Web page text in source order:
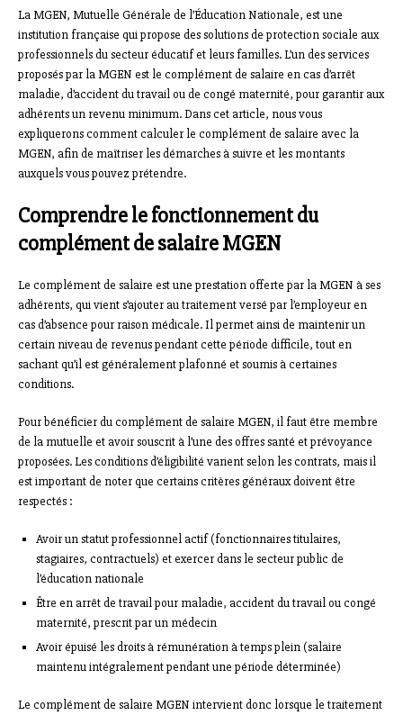
La MGEN, Mutuelle Générale de l’Éducation Nationale, est une
institution française qui propose des solutions de protection sociale aux
professionnels du secteur éducatif et leurs familles. L’un des services
proposés par la MGEN est le complément de salaire en cas d’arrêt
maladie, d’accident du travail ou de congé maternité, pour garantir aux
adhérents un revenu minimum. Dans cet article, nous vous
expliquerons comment calculer le complément de salaire avec la
MGEN, afin de maîtriser les démarches à suivre et les montants
auxquels vous pouvez prétendre.
Comprendre le fonctionnement du
complément de salaire MGEN
Le complément de salaire est une prestation offerte par la MGEN à ses
adhérents, qui vient s’ajouter au traitement versé par l’employeur en
cas d’absence pour raison médicale. Il permet ainsi de maintenir un
certain niveau de revenus pendant cette période difficile, tout en
sachant qu’il est généralement plafonné et soumis à certaines
conditions.
Pour bénéficier du complément de salaire MGEN, il faut être membre
de la mutuelle et avoir souscrit à l’une des offres santé et prévoyance
proposées. Les conditions d’éligibilité varient selon les contrats, mais il
est important de noter que certains critères généraux doivent être
respectés :
Avoir un statut professionnel actif (fonctionnaires titulaires,
stagiaires, contractuels) et exercer dans le secteur public de
l’éducation nationale
Être en arrêt de travail pour maladie, accident du travail ou congé
maternité, prescrit par un médecin
Avoir épuisé les droits à rémunération à temps plein (salaire
maintenu intégralement pendant une période déterminée)
Le complément de salaire MGEN intervient donc lorsque le traitement